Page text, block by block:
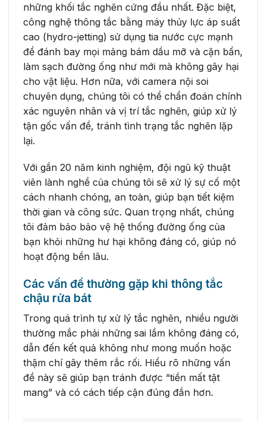
những khối tắc nghẽn cứng đầu nhất. Đặc biệt,
công nghệ thông tắc bằng máy thủy lực áp suất
cao (hydro-jetting) sử dụng tia nước cực mạnh
để đánh bay mọi mảng bám dầu mỡ và cặn bẩn,
làm sạch đường ống như mới mà không gây hại
cho vật liệu. Hơn nữa, với camera nội soi
chuyên dụng, chúng tôi có thể chẩn đoán chính
xác nguyên nhân và vị trí tắc nghẽn, giúp xử lý
tận gốc vấn đề, tránh tình trạng tắc nghẽn lặp
lại.
Với gần 20 năm kinh nghiệm, đội ngũ kỹ thuật
viên lành nghề của chúng tôi sẽ xử lý sự cố một
cách nhanh chóng, an toàn, giúp bạn tiết kiệm
thời gian và công sức. Quan trọng nhất, chúng
tôi đảm bảo bảo vệ hệ thống đường ống của
bạn khỏi những hư hại không đáng có, giúp nó
hoạt động bền lâu.
Các vấn đề thường gặp khi thông tắc
chậu rửa bát
Trong quá trình tự xử lý tắc nghẽn, nhiều người
thường mắc phải những sai lầm không đáng có,
dẫn đến kết quả không như mong muốn hoặc
thậm chí gây thêm rắc rối. Hiểu rõ những vấn
đề này sẽ giúp bạn tránh được “tiền mất tật
mang” và có cách tiếp cận đúng đắn hơn.